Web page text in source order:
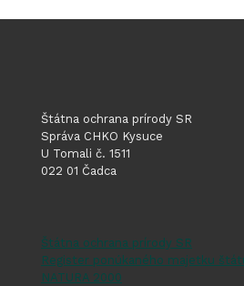
Štátna ochrana prírody SR
Správa CHKO Kysuce
U Tomali č. 1511
022 01 Čadca
Štátna ochrana prírody SR
Register ponúkaného majetku
NATURA 2000